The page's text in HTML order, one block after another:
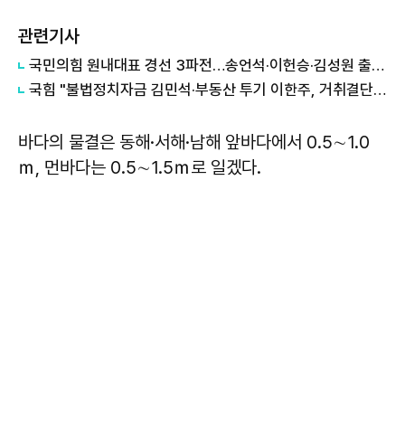
관련기사
국민의힘 원내대표 경선 3파전…송언석·이헌승·김성원 출사표
국힘 "불법정치자금 김민석·부동산 투기 이한주, 거취결단하라"
바다의 물결은 동해·서해·남해 앞바다에서 0.5∼1.0
ｍ, 먼바다는 0.5∼1.5ｍ로 일겠다.